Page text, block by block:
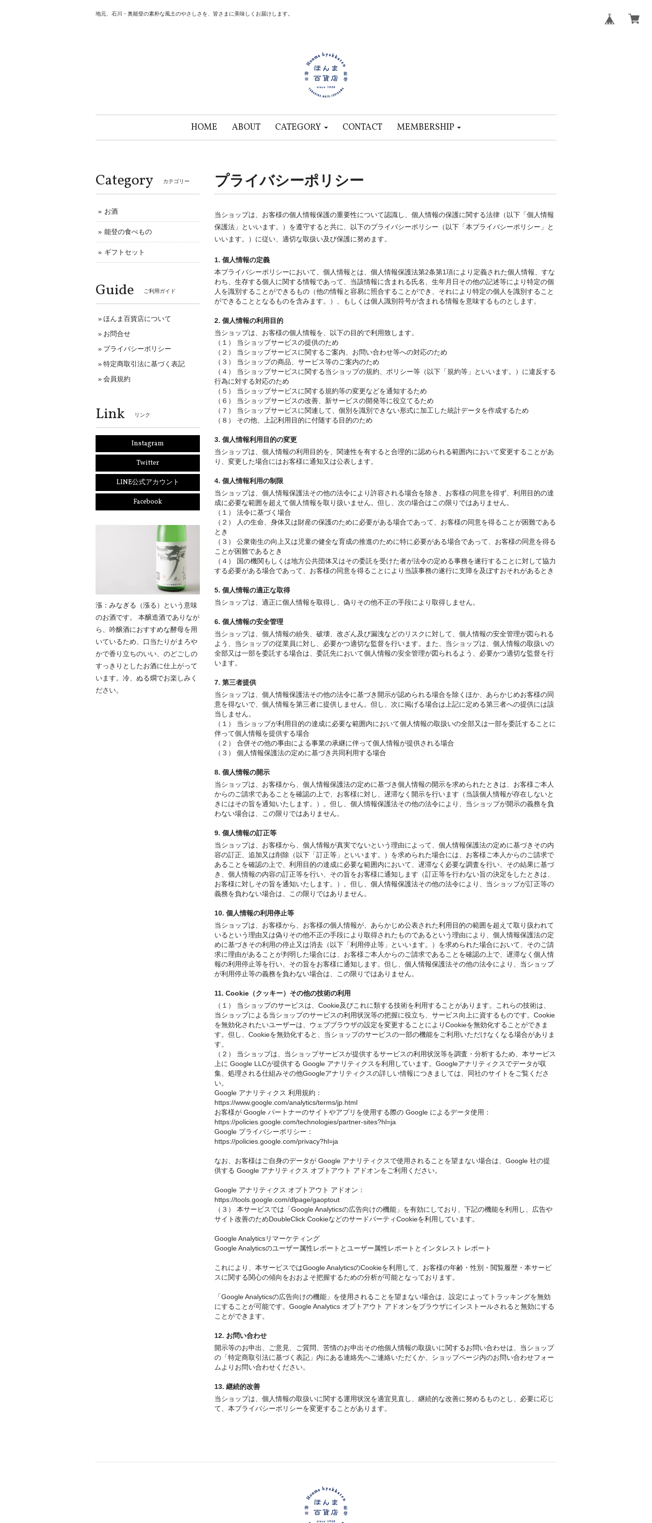
地元、石川・奥能登の素朴な風土のやさしさを、皆さまに美味しくお届けします。
HOME ABOUT CATEGORY CONTACT MEMBERSHIP
プライバシーポリシー
当ショップは、お客様の個人情報保護の重要性について認識し、個人情報の保護に関する法律（以下「個人情報
保護法」といいます。）を遵守すると共に、以下のプライバシーポリシー（以下「本プライバシーポリシー」と
いいます。）に従い、適切な取扱い及び保護に努めます。
1. 個人情報の定義
本プライバシーポリシーにおいて、個人情報とは、個人情報保護法第2条第1項により定義された個人情報、すな
わち、生存する個人に関する情報であって、当該情報に含まれる氏名、生年月日その他の記述等により特定の個
人を識別することができるもの（他の情報と容易に照合することができ、それにより特定の個人を識別すること
ができることとなるものを含みます。）、もしくは個人識別符号が含まれる情報を意味するものとします。
2. 個人情報の利用目的
当ショップは、お客様の個人情報を、以下の目的で利用致します。
（１） 当ショップサービスの提供のため
（２） 当ショップサービスに関するご案内、お問い合わせ等への対応のため
（３） 当ショップの商品、サービス等のご案内のため
（４） 当ショップサービスに関する当ショップの規約、ポリシー等（以下「規約等」といいます。）に違反する
行為に対する対応のため
（５） 当ショップサービスに関する規約等の変更などを通知するため
（６） 当ショップサービスの改善、新サービスの開発等に役立てるため
（７） 当ショップサービスに関連して、個別を識別できない形式に加工した統計データを作成するため
（８） その他、上記利用目的に付随する目的のため
3. 個人情報利用目的の変更
当ショップは、個人情報の利用目的を、関連性を有すると合理的に認められる範囲内において変更することがあ
り、変更した場合にはお客様に通知又は公表します。
4. 個人情報利用の制限
当ショップは、個人情報保護法その他の法令により許容される場合を除き、お客様の同意を得ず、利用目的の達
成に必要な範囲を超えて個人情報を取り扱いません。但し、次の場合はこの限りではありません。
（１） 法令に基づく場合
（２） 人の生命、身体又は財産の保護のために必要がある場合であって、お客様の同意を得ることが困難である
とき
（３） 公衆衛生の向上又は児童の健全な育成の推進のために特に必要がある場合であって、お客様の同意を得る
ことが困難であるとき
（４） 国の機関もしくは地方公共団体又はその委託を受けた者が法令の定める事務を遂行することに対して協力
する必要がある場合であって、お客様の同意を得ることにより当該事務の遂行に支障を及ぼすおそれがあるとき
5. 個人情報の適正な取得
当ショップは、適正に個人情報を取得し、偽りその他不正の手段により取得しません。
6. 個人情報の安全管理
当ショップは、個人情報の紛失、破壊、改ざん及び漏洩などのリスクに対して、個人情報の安全管理が図られる
よう、当ショップの従業員に対し、必要かつ適切な監督を行います。また、当ショップは、個人情報の取扱いの
全部又は一部を委託する場合は、委託先において個人情報の安全管理が図られるよう、必要かつ適切な監督を行
います。
7. 第三者提供
当ショップは、個人情報保護法その他の法令に基づき開示が認められる場合を除くほか、あらかじめお客様の同
意を得ないで、個人情報を第三者に提供しません。但し、次に掲げる場合は上記に定める第三者への提供には該
当しません。
（１） 当ショップが利用目的の達成に必要な範囲内において個人情報の取扱いの全部又は一部を委託することに
伴って個人情報を提供する場合
（２） 合併その他の事由による事業の承継に伴って個人情報が提供される場合
（３） 個人情報保護法の定めに基づき共同利用する場合
8. 個人情報の開示
当ショップは、お客様から、個人情報保護法の定めに基づき個人情報の開示を求められたときは、お客様ご本人
からのご請求であることを確認の上で、お客様に対し、遅滞なく開示を行います（当該個人情報が存在しないと
きにはその旨を通知いたします。）。但し、個人情報保護法その他の法令により、当ショップが開示の義務を負
わない場合は、この限りではありません。
9. 個人情報の訂正等
当ショップは、お客様から、個人情報が真実でないという理由によって、個人情報保護法の定めに基づきその内
容の訂正、追加又は削除（以下「訂正等」といいます。）を求められた場合には、お客様ご本人からのご請求で
あることを確認の上で、利用目的の達成に必要な範囲内において、遅滞なく必要な調査を行い、その結果に基づ
き、個人情報の内容の訂正等を行い、その旨をお客様に通知します（訂正等を行わない旨の決定をしたときは、
お客様に対しその旨を通知いたします。）。但し、個人情報保護法その他の法令により、当ショップが訂正等の
義務を負わない場合は、この限りではありません。
10. 個人情報の利用停止等
当ショップは、お客様から、お客様の個人情報が、あらかじめ公表された利用目的の範囲を超えて取り扱われて
いるという理由又は偽りその他不正の手段により取得されたものであるという理由により、個人情報保護法の定
めに基づきその利用の停止又は消去（以下「利用停止等」といいます。）を求められた場合において、そのご請
求に理由があることが判明した場合には、お客様ご本人からのご請求であることを確認の上で、遅滞なく個人情
報の利用停止等を行い、その旨をお客様に通知します。但し、個人情報保護法その他の法令により、当ショップ
が利用停止等の義務を負わない場合は、この限りではありません。
11. Cookie（クッキー）その他の技術の利用
（１） 当ショップのサービスは、Cookie及びこれに類する技術を利用することがあります。これらの技術は、
当ショップによる当ショップのサービスの利用状況等の把握に役立ち、サービス向上に資するものです。Cookie
を無効化されたいユーザーは、ウェブブラウザの設定を変更することによりCookieを無効化することができま
す。但し、Cookieを無効化すると、当ショップのサービスの一部の機能をご利用いただけなくなる場合がありま
す。
（２） 当ショップは、当ショップサービスが提供するサービスの利用状況等を調査・分析するため、本サービス
上に Google LLCが提供する Google アナリティクスを利用しています。Googleアナリティクスでデータが収
集、処理される仕組みその他Googleアナリティクスの詳しい情報につきましては、同社のサイトをご覧くださ
い。
Google アナリティクス 利用規約：
https://www.google.com/analytics/terms/jp.html
お客様が Google パートナーのサイトやアプリを使用する際の Google によるデータ使用：
https://policies.google.com/technologies/partner-sites?hl=ja
Google プライバシーポリシー：
https://policies.google.com/privacy?hl=ja
なお、お客様はご自身のデータが Google アナリティクスで使用されることを望まない場合は、Google 社の提
供する Google アナリティクス オプトアウト アドオンをご利用ください。
Google アナリティクス オプトアウト アドオン：
https://tools.google.com/dlpage/gaoptout
（３） 本サービスでは「Google Analyticsの広告向けの機能」を有効にしており、下記の機能を利用し、広告や
サイト改善のためDoubleClick CookieなどのサードパーティCookieを利用しています。
Google Analyticsリマーケティング
Google Analyticsのユーザー属性レポートとユーザー属性レポートとインタレスト レポート
これにより、本サービスではGoogle AnalyticsのCookieを利用して、お客様の年齢・性別・閲覧履歴・本サービ
スに関する関心の傾向をおおよそ把握するための分析が可能となっております。
「Google Analyticsの広告向けの機能」を使用されることを望まない場合は、設定によってトラッキングを無効
にすることが可能です。Google Analytics オプトアウト アドオンをブラウザにインストールされると無効にする
ことができます。
12. お問い合わせ
開示等のお申出、ご意見、ご質問、苦情のお申出その他個人情報の取扱いに関するお問い合わせは、当ショップ
の「特定商取引法に基づく表記」内にある連絡先へご連絡いただくか、ショップページ内のお問い合わせフォー
ムよりお問い合わせください。
13. 継続的改善
当ショップは、個人情報の取扱いに関する運用状況を適宜見直し、継続的な改善に努めるものとし、必要に応じ
て、本プライバシーポリシーを変更することがあります。
Category カテゴリー
お酒
能登の食べもの
ギフトセット
Guide ご利用ガイド
ほんま百貨店について
お問合せ
プライバシーポリシー
特定商取引法に基づく表記
会員規約
Link リンク
Instagram
Twitter
LINE公式アカウント
Facebook
漲：みなぎる（漲る）という意味
のお酒です。 本醸造酒でありなが
ら、吟醸酒におすすめな酵母を用
いているため、口当たりがまろや
かで香り立ちのいい、のどごしの
すっきりとしたお酒に仕上がって
います。冷、ぬる燗でお楽しみく
ださい。